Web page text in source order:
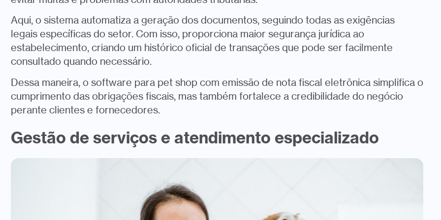
Aqui, o sistema automatiza a geração dos documentos, seguindo todas as exigências
legais específicas do setor. Com isso, proporciona maior segurança jurídica ao
estabelecimento, criando um histórico oficial de transações que pode ser facilmente
consultado quando necessário.
Dessa maneira, o software para pet shop com emissão de nota fiscal eletrônica simplifica o
cumprimento das obrigações fiscais, mas também fortalece a credibilidade do negócio
perante clientes e fornecedores.
Gestão de serviços e atendimento especializado